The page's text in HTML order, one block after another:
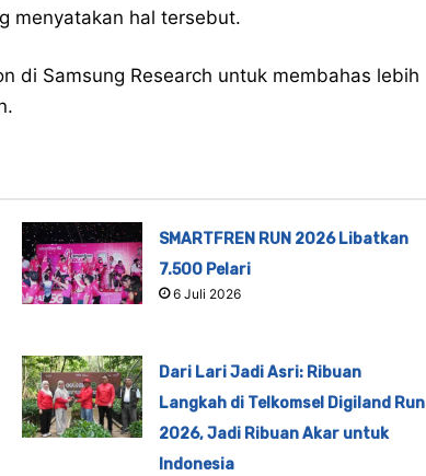
menyatakan hal tersebut.
di Samsung Research untuk membahas lebih
SMARTFREN RUN 2026 Libatkan
7.500 Pelari
6 Juli 2026
Dari Lari Jadi Asri: Ribuan
Langkah di Telkomsel Digiland Run
2026, Jadi Ribuan Akar untuk
Indonesia